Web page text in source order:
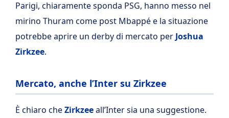
Parigi, chiaramente sponda PSG, hanno messo nel
mirino Thuram come post Mbappé e la situazione
potrebbe aprire un derby di mercato per Joshua
Zirkzee.
Mercato, anche l’Inter su Zirkzee
È chiaro cheZirkzeeall’Inter sia una suggestione.